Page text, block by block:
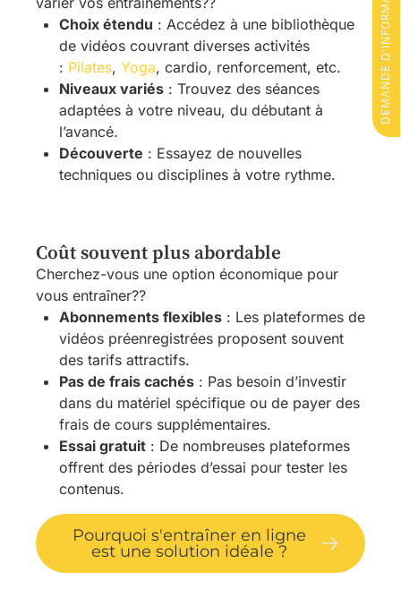
Choix étendu : Accédez à une bibliothèque
de vidéos couvrant diverses activités
: Pilates, Yoga, cardio, renforcement, etc.
Niveaux variés : Trouvez des séances
adaptées à votre niveau, du débutant à
l’avancé.
Découverte : Essayez de nouvelles
techniques ou disciplines à votre rythme.
Coût souvent plus abordable
Cherchez-vous une option économique pour
vous entraîner??
Abonnements flexibles : Les plateformes de
vidéos préenregistrées proposent souvent
des tarifs attractifs.
Pas de frais cachés : Pas besoin d’investir
dans du matériel spécifique ou de payer des
frais de cours supplémentaires.
Essai gratuit : De nombreuses plateformes
offrent des périodes d’essai pour tester les
contenus.
Pourquoi s'entraîner en ligne
est une solution idéale ?
DEMANDE D'INFORMATIONS